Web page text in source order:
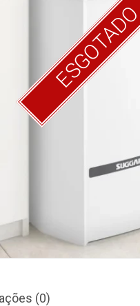
(0)